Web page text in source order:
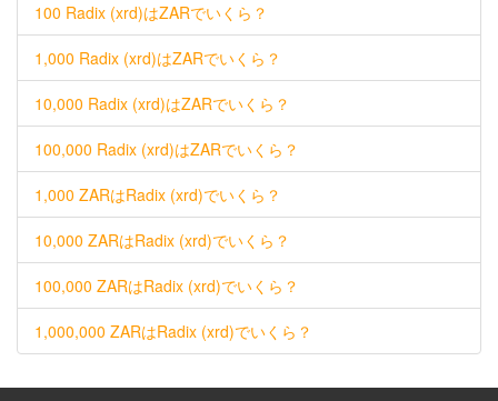
100 Radix (xrd)はZARでいくら？
1,000 Radix (xrd)はZARでいくら？
10,000 Radix (xrd)はZARでいくら？
100,000 Radix (xrd)はZARでいくら？
1,000 ZARはRadix (xrd)でいくら？
10,000 ZARはRadix (xrd)でいくら？
100,000 ZARはRadix (xrd)でいくら？
1,000,000 ZARはRadix (xrd)でいくら？